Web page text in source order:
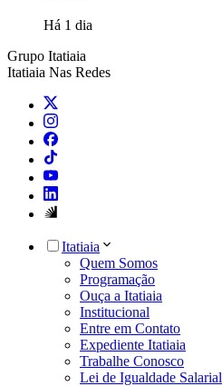
Há 1 dia
Grupo Itatiaia
Itatiaia Nas Redes
Itatiaia
Quem Somos
Programação
Ouça a Itatiaia
Institucional
Entre em Contato
Expediente Itatiaia
Trabalhe Conosco
Lei de Igualdade Salarial